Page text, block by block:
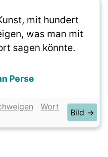
mit hundert
was man mit
sagen könnte.
Perse
Wort
Bild →